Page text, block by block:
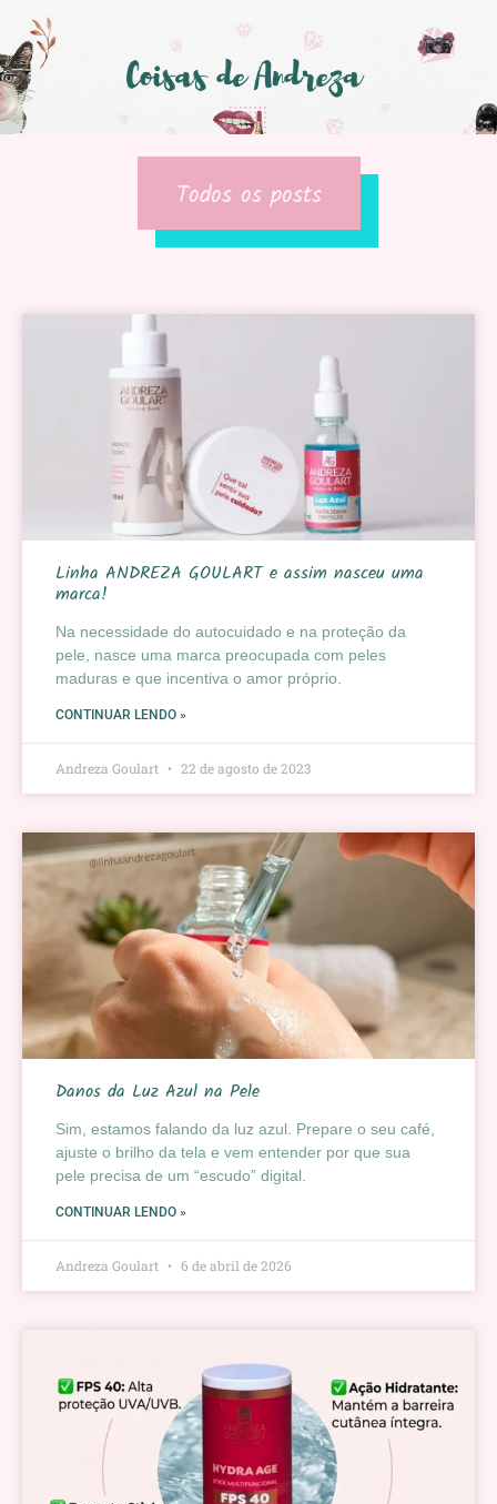
Todos os posts
Linha ANDREZA GOULART e assim nasceu uma
marca!
Na necessidade do autocuidado e na proteção da
pele, nasce uma marca preocupada com peles
maduras e que incentiva o amor próprio.
CONTINUAR LENDO »
Andreza Goulart 22 de agosto de 2023
Danos da Luz Azul na Pele
Sim, estamos falando da luz azul. Prepare o seu café,
ajuste o brilho da tela e vem entender por que sua
pele precisa de um “escudo” digital.
CONTINUAR LENDO »
Andreza Goulart 6 de abril de 2026